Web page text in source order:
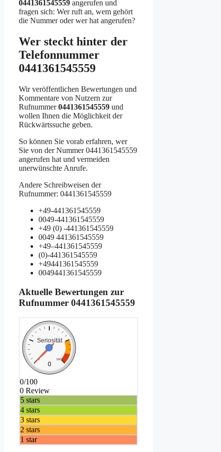
0441361545559 angerufen und
fragen sich: Wer ruft an, wem gehört
die Nummer oder wer hat angerufen?
Wer steckt hinter der
Telefonnummer
0441361545559
Wir veröffentlichen Bewertungen und
Kommentare von Nutzern zur
Rufnummer0441361545559 und
wollen Ihnen die Möglichkeit der
Rückwärtssuche geben.
So können Sie vorab erfahren, wer
Sie von der Nummer 0441361545559
angerufen hat und vermeiden
unerwünschte Anrufe.
Andere Schreibweisen der
Rufnummer: 0441361545559
+49-441361545559
0049-441361545559
+49 (0) -441361545559
0049 441361545559
+49–441361545559
(0)-441361545559
+49441361545559
0049441361545559
Aktuelle Bewertungen zur
Rufnummer 0441361545559
Seriosität
0 100
0
0/100
0 Review
5 stars
4 stars
3 stars
2 stars
1 star